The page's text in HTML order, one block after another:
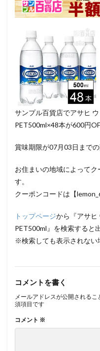
サンプル百貨店でアサヒ
PET500ml×48本が600円
賞味期限が07月03日までの
お住まいの地域によって
す。
クーポンコードは【
トップページから『アサヒ
PET500ml』を検索すると
※検索しても表示されない
コメントを書く
メールアドレスが公開されるこ
須項目です
コメント ※